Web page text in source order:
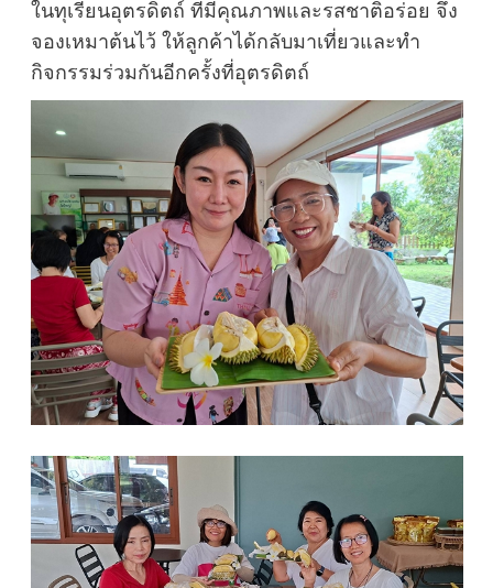
ในทุเรียนอุตรดิตถ์ ที่มีคุณภาพและรสชาติอร่อย จึง
จองเหมาต้นไว้ ให้ลูกค้าได้กลับมาเที่ยวและทำ
กิจกรรมร่วมกันอีกครั้งที่อุตรดิตถ์